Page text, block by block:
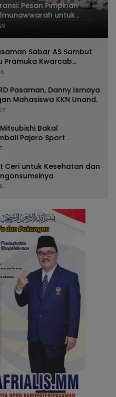
Pesan Pimpinan
untuk
Sabar AS Sambut
Pramuka Kwarcab
Pasaman, Danny Ismaya
Mahasiswa KKN Unand.
Bakal
Pajero Sport
Ceri untuk Kesehatan dan